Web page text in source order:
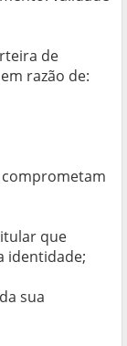
de
razão de:
comprometam
que
identidade;
sua